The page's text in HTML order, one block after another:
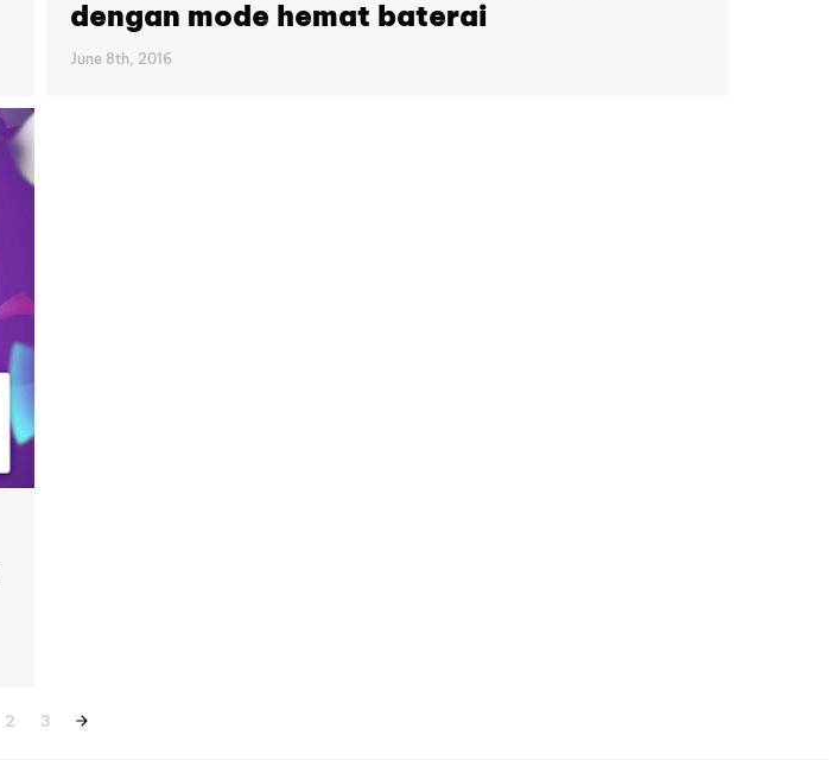
dengan mode hemat baterai
June 8th, 2016
2 3